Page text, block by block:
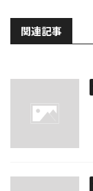
関連記事